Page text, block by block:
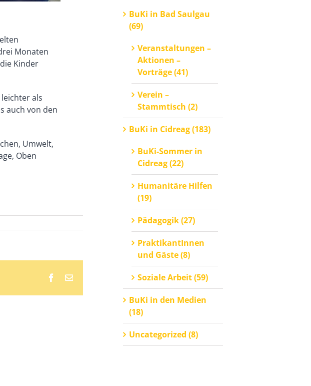
Monaten
Kinder
als
auch von den
Umwelt,
Oben
Facebook
E-
BuKi in Bad Saulgau
(69)
Veranstaltungen –
Aktionen –
Vorträge (41)
Verein –
Stammtisch (2)
BuKi in Cidreag (183)
BuKi-Sommer in
Cidreag (22)
Humanitäre Hilfen
(19)
Pädagogik (27)
PraktikantInnen
und Gäste (8)
Soziale Arbeit (59)
BuKi in den Medien
(18)
Uncategorized (8)